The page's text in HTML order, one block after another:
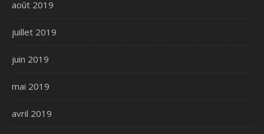
août 2019
juillet 2019
juin 2019
mai 2019
avril 2019